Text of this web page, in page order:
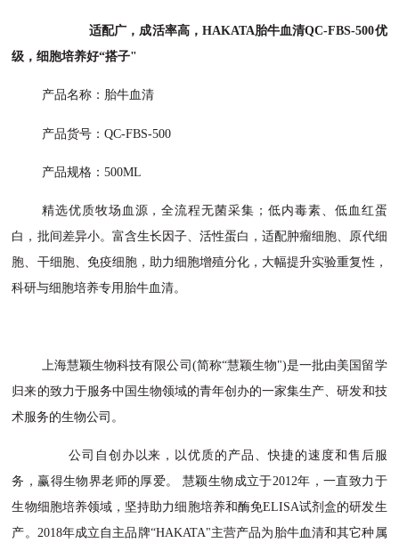
适配广，成活率高， HAKATA胎牛血清QC-FBS-500优
级，细胞培养好“搭子"
产品名称：胎牛血清
产品货号： QC-FBS-500
产品规格： 500ML
精选优质牧场血源，全流程无菌采集；低内毒素、低血红蛋
白，批间差异小。富含生长因子、活性蛋白，适配肿瘤细胞、原代细
胞、干细胞、免疫细胞，助力细胞增殖分化，大幅提升实验重复性，
科研与细胞培养专用胎牛血清。
上海慧颖生物科技有限公司 (简称“慧颖生物")是一批由美国留学
归来的致力于服务中国生物领域的青年创办的一家集生产、研发和技
术服务的生物公司。
公司自创办以来，以优质的产品、快捷的速度和售后服
务，赢得生物界老师的厚爱。
慧颖生物成立于2012年，一直致力于
生物细胞培养领域，坚持助力细胞培养和酶免ELISA试剂盒的研发生
产。2018年成立自主品牌“HAKATA"主营产品为胎牛血清和其它种属